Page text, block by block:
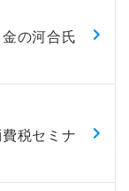
の河合氏
税セミナ